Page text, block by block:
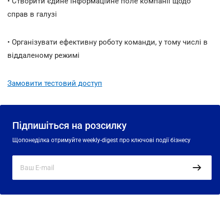
справ в галузі
• Організувати ефективну роботу команди, у тому числі в
віддаленому режимі
Замовити тестовий доступ
Підпишіться на розсилку
Щопонеділка отримуйте weekly-digest про ключові події бізнесу